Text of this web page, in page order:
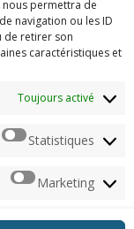
nous permettra de
navigation ou les ID
de retirer son
caractéristiques et
Toujours activé
Statistiques
Marketing